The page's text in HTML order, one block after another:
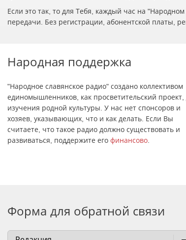
Если это так, то для Тебя, каждый час на
передачи. Без регистрации, абонентской платы,
Народная поддержка
"Народное славянское радио" создано коллективом
единомышленников, как просветительский проект,
изучения родной культуры. У нас нет спонсоров и
хозяев, указывающих, что и как делать. Если Вы
считаете, что такое радио должно существовать и
развиваться, поддержите его финансово
Форма для обратной связи